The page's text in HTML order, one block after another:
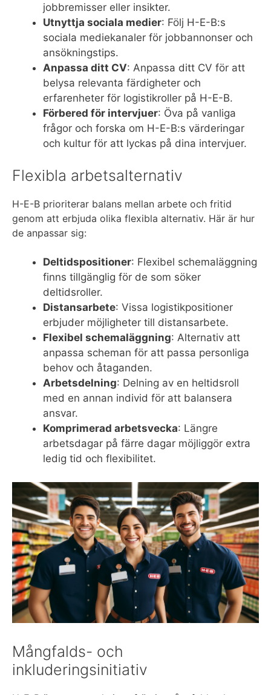
jobbremisser eller insikter.
Utnyttja sociala medier: Följ H-E-B:s
sociala mediekanaler för jobbannonser och
ansökningstips.
Anpassa ditt CV: Anpassa ditt CV för att
belysa relevanta färdigheter och
erfarenheter för logistikroller på H-E-B.
Förbered för intervjuer: Öva på vanliga
frågor och forska om H-E-B:s värderingar
och kultur för att lyckas på dina intervjuer.
Flexibla arbetsalternativ
H-E-B prioriterar balans mellan arbete och fritid
genom att erbjuda olika flexibla alternativ. Här är hur
de anpassar sig:
Deltidspositioner: Flexibel schemaläggning
finns tillgänglig för de som söker
deltidsroller.
Distansarbete: Vissa logistikpositioner
erbjuder möjligheter till distansarbete.
Flexibel schemaläggning: Alternativ att
anpassa scheman för att passa personliga
behov och åtaganden.
Arbetsdelning: Delning av en heltidsroll
med en annan individ för att balansera
ansvar.
Komprimerad arbetsvecka: Längre
arbetsdagar på färre dagar möjliggör extra
ledig tid och flexibilitet.
Mångfalds- och
inkluderingsinitiativ